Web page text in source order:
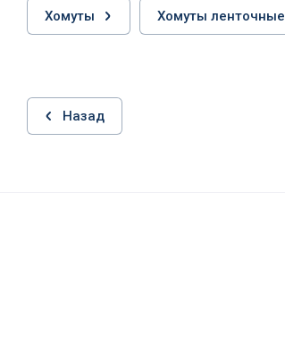
Хомуты Хомуты ленточные
Назад